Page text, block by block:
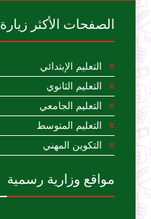
الصفحات الأكثر زيارة
التعليم الإبتدائي
التعليم الثانوي
التعليم الجامعي
التعليم المتوسط
التكوين المهني
مواقع وزارية رسمية